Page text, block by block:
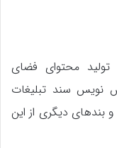
تولید محتوای فضای
نویس سند تبلیغات
دیگری از این